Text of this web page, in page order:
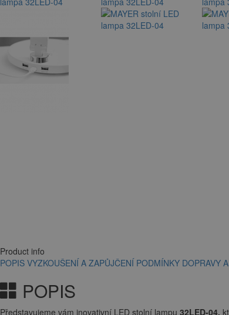
Product info
POPIS VYZKOUŠENÍ A ZAPŮJČENÍ PODMÍNKY DOPRAVY
POPIS
Představujeme vám inovativní LED stolní lampu 32LED-04,